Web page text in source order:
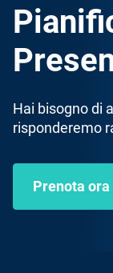
Hai bisogno di
risponderemo
Prenota ora